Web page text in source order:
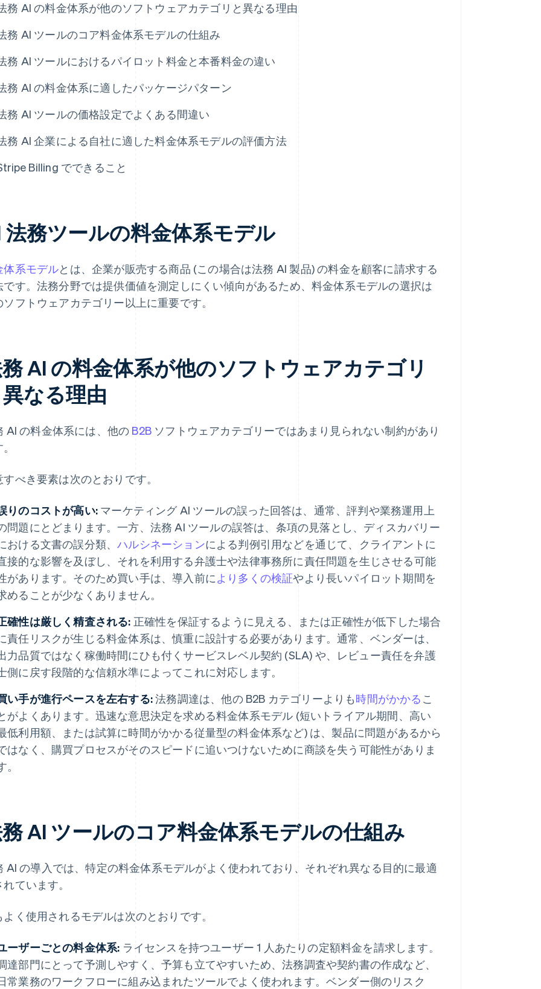
務 AI の料金体系が他のソフトウェアカテゴリと異なる理由
務 AI ツールのコア料金体系モデルの仕組み
務 AI ツールにおけるパイロット料金と本番料金の違い
務 AI の料金体系に適したパッケージパターン
務 AI ツールの価格設定でよくある間違い
務 AI 企業による自社に適した料金体系モデルの評価方法
Billing でできること
法務ツールの料金体系モデル
体系モデルとは、企業が販売する商品 (この場合は法務 AI 製品) の料金を顧客に請求する
です。法務分野では提供価値を測定しにくい傾向があるため、料金体系モデルの選択は
ソフトウェアカテゴリー以上に重要です。
AI の料金体系が他のソフトウェアカテゴリ
なる理由
AI の料金体系には、他の B2B ソフトウェアカテゴリーではあまり見られない制約があり
すべき要素は次のとおりです。
りのコストが高い: マーケティング AI ツールの誤った回答は、通常、評判や業務運用上
問題にとどまります。一方、法務 AI ツールの誤答は、条項の見落とし、ディスカバリー
おける文書の誤分類、ハルシネーションによる判例引用などを通じて、クライアントに
接的な影響を及ぼし、それを利用する弁護士や法律事務所に責任問題を生じさせる可能
があります。そのため買い手は、導入前により多くの検証やより長いパイロット期間を
めることが少なくありません。
確性は厳しく精査される: 正確性を保証するように見える、または正確性が低下した場合
責任リスクが生じる料金体系は、慎重に設計する必要があります。通常、ベンダーは、
力品質ではなく稼働時間にひも付くサービスレベル契約 (SLA) や、レビュー責任を弁護
側に戻す段階的な信頼水準によってこれに対応します。
い手が進行ペースを左右する:法務調達は、他の B2B カテゴリーよりも時間がかかる こ
がよくあります。迅速な意思決定を求める料金体系モデル (短いトライアル期間、高い
低利用額、または試算に時間がかかる従量型の料金体系など) は、製品に問題があるから
はなく、購買プロセスがそのスピードに追いつけないために商談を失う可能性がありま
。
AI ツールのコア料金体系モデルの仕組み
AI の導入では、特定の料金体系モデルがよく使われており、それぞれ異なる目的に最適
ています。
よく使用されるモデルは次のとおりです。
ーザーごとの料金体系: ライセンスを持つユーザー 1 人あたりの定額料金を請求します。
達部門にとって予測しやすく、予算も立てやすいため、法務調査や契約書の作成など、
常業務のワークフローに組み込まれたツールでよく使われます。ベンダー側のリスク